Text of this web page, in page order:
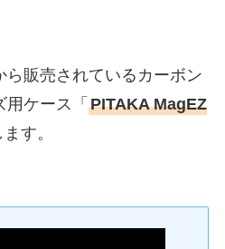
ら販売されているカーボン
ケース「 PITAKA MagEZ
す。